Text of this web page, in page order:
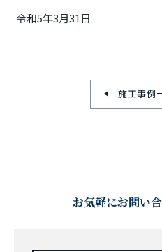
令和5年3月31日
施工事例
お気軽にお問い